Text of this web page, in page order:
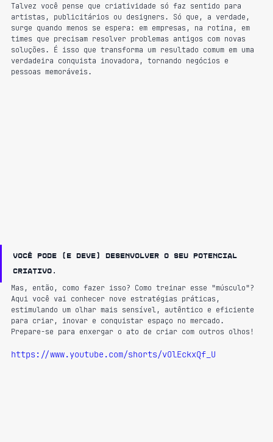
Talvez você pense que criatividade só faz sentido para
artistas, publicitários ou designers. Só que, a verdade,
surge quando menos se espera: em empresas, na rotina, em
times que precisam resolver problemas antigos com novas
soluções. É isso que transforma um resultado comum em uma
verdadeira conquista inovadora, tornando negócios e
pessoas memoráveis.
Você pode (e deve) desenvolver o seu potencial
criativo.
Mas, então, como fazer isso? Como treinar esse "músculo"?
Aqui você vai conhecer nove estratégias práticas,
estimulando um olhar mais sensível, autêntico e eficiente
para criar, inovar e conquistar espaço no mercado.
Prepare-se para enxergar o ato de criar com outros olhos!
https://www.youtube.com/shorts/vOlEckxQf_U